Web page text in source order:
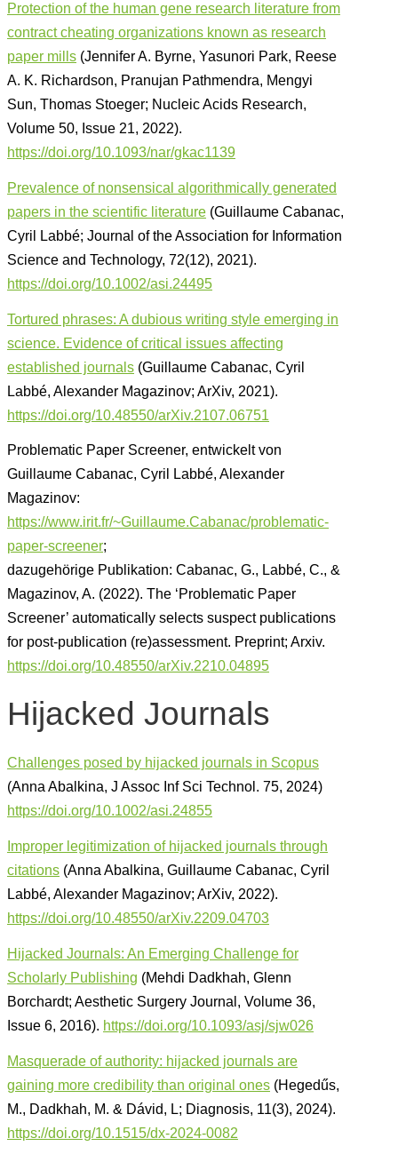
Protection of the human gene research literature from
contract cheating organizations known as research
paper mills (Jennifer A. Byrne, Yasunori Park, Reese
A. K. Richardson, Pranujan Pathmendra, Mengyi
Sun, Thomas Stoeger; Nucleic Acids Research,
Volume 50, Issue 21, 2022).
https://doi.org/10.1093/nar/gkac1139
Prevalence of nonsensical algorithmically generated
papers in the scientific literature (Guillaume Cabanac,
Cyril Labbé; Journal of the Association for Information
Science and Technology, 72(12), 2021).
https://doi.org/10.1002/asi.24495
Tortured phrases: A dubious writing style emerging in
science. Evidence of critical issues affecting
established journals (Guillaume Cabanac, Cyril
Labbé, Alexander Magazinov; ArXiv, 2021).
https://doi.org/10.48550/arXiv.2107.06751
Problematic Paper Screener, entwickelt von
Guillaume Cabanac, Cyril Labbé, Alexander
Magazinov:
https://www.irit.fr/~Guillaume.Cabanac/problematic-
paper-screener;
dazugehörige Publikation: Cabanac, G., Labbé, C., &
Magazinov, A. (2022). The ‘Problematic Paper
Screener’ automatically selects suspect publications
for post-publication (re)assessment. Preprint; Arxiv.
https://doi.org/10.48550/arXiv.2210.04895
Hijacked Journals
Challenges posed by hijacked journals in Scopus
(Anna Abalkina, J Assoc Inf Sci Technol. 75, 2024)
https://doi.org/10.1002/asi.24855
Improper legitimization of hijacked journals through
citations (Anna Abalkina, Guillaume Cabanac, Cyril
Labbé, Alexander Magazinov; ArXiv, 2022).
https://doi.org/10.48550/arXiv.2209.04703
Hijacked Journals: An Emerging Challenge for
Scholarly Publishing (Mehdi Dadkhah, Glenn
Borchardt; Aesthetic Surgery Journal, Volume 36,
Issue 6, 2016). https://doi.org/10.1093/asj/sjw026
Masquerade of authority: hijacked journals are
gaining more credibility than original ones (Hegedűs,
M., Dadkhah, M. & Dávid, L; Diagnosis, 11(3), 2024).
https://doi.org/10.1515/dx-2024-0082